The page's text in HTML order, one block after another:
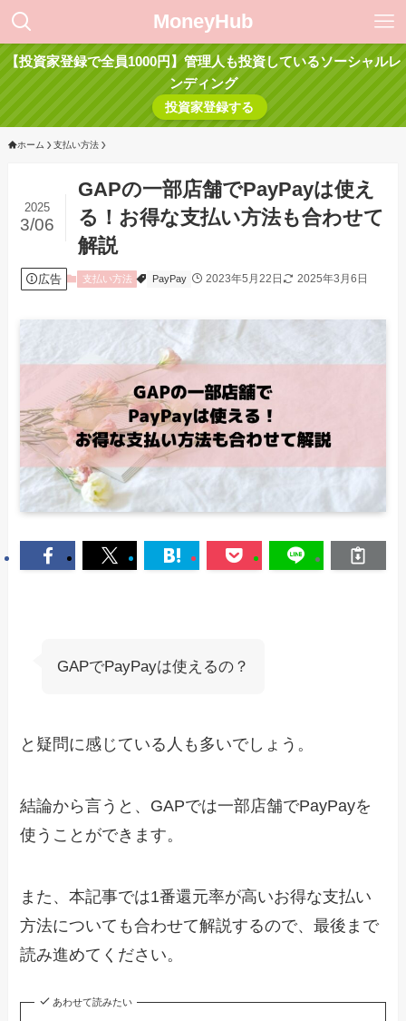
MoneyHub
【投資家登録で全員1000円】管理人も投資しているソーシャルレ
ンディング
投資家登録する
ホーム 支払い方法
GAPの一部店舗でPayPayは使え
る！お得な支払い方法も合わせて
解説
2025
3/06
広告 支払い方法 PayPay 2023年5月22日 2025年3月6日
GAPでPayPayは使えるの？
と疑問に感じている人も多いでしょう。
結論から言うと、GAPでは一部店舗でPayPayを
使うことができます。
また、本記事では1番還元率が高いお得な支払い
方法についても合わせて解説するので、最後まで
読み進めてください。
あわせて読みたい